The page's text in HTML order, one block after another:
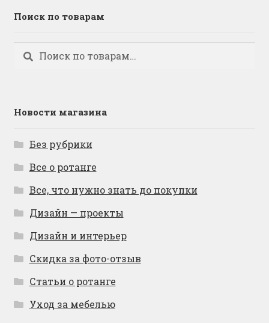
Поиск по товарам
Искать:
Поиск
Новости магазина
Без рубрики
Все о ротанге
Все, что нужно знать до покупки
Дизайн — проекты
Дизайн и интерьер
Скидка за фото-отзыв
Статьи о ротанге
Уход за мебелью